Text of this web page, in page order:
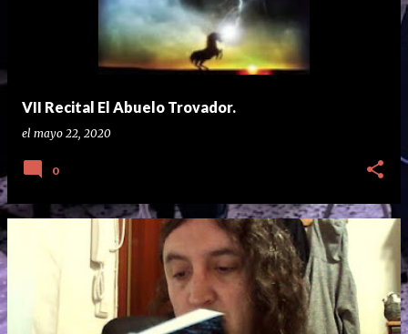
VII Recital El Abuelo Trovador.
el mayo 22, 2020
0